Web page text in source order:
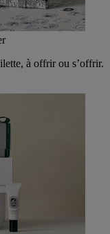
à offrir ou s’offrir.